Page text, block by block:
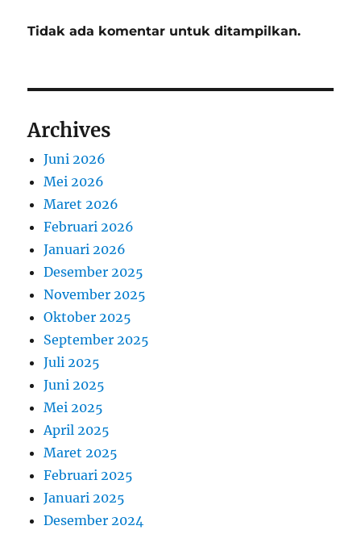
Tidak ada komentar untuk ditampilkan.
Archives
Juni 2026
Mei 2026
Maret 2026
Februari 2026
Januari 2026
Desember 2025
November 2025
Oktober 2025
September 2025
Juli 2025
Juni 2025
Mei 2025
April 2025
Maret 2025
Februari 2025
Januari 2025
Desember 2024